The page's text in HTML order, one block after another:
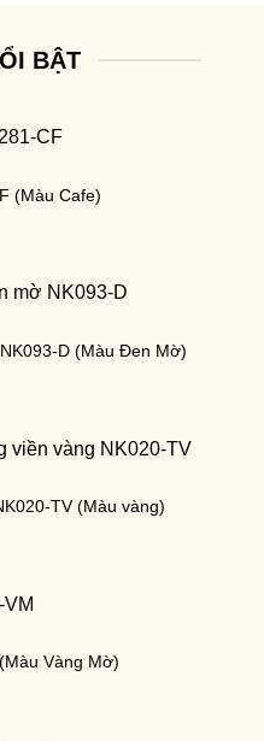
BẬT
(Màu Cafe)
D (Màu Đen Mờ)
TV (Màu vàng)
Vàng Mờ)